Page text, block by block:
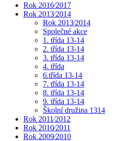
Rok 2016⁄2017
Rok 2013⁄2014
Rok 2013⁄2014
Společné akce
1. třída 13-14
2. třída 13-14
3. třída 13-14
4. třída
6.třída 13-14
7. třída 13-14
8. třída 13-14
9. třída 13-14
Školní družina 1314
Rok 2011⁄2012
Rok 2010⁄2011
Rok 2009⁄2010